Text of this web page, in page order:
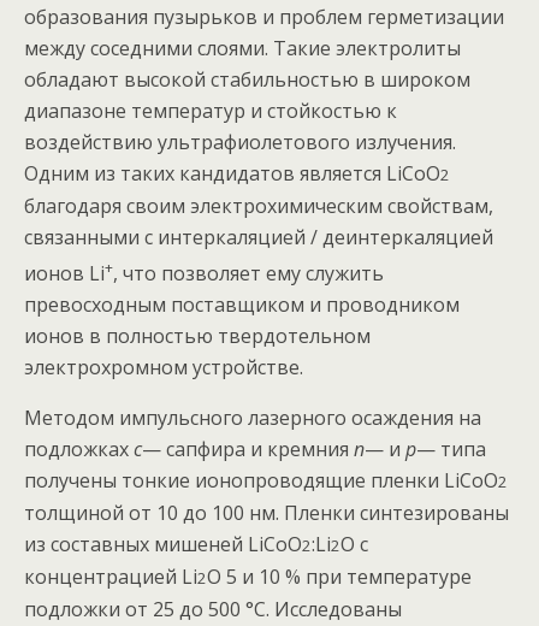
образования пузырьков и проблем герметизации
между соседними слоями. Такие электролиты
обладают высокой стабильностью в широком
диапазоне температур и стойкостью к
воздействию ультрафиолетового излучения.
Одним из таких кандидатов является LiCoO2
благодаря своим электрохимическим свойствам,
связанными с интеркаляцией / деинтеркаляцией
ионов Li+, что позволяет ему служить
превосходным поставщиком и проводником
ионов в полностью твердотельном
электрохромном устройстве.
Методом импульсного лазерного осаждения на
подложкахс— сапфира и кремния n— и p— типа
получены тонкие ионопроводящие пленки LiCoO2
толщиной от 10 до 100 нм. Пленки синтезированы
из составных мишеней LiCoO2:Li2O с
концентрацией Li2O 5 и 10 % при температуре
подложки от 25 до 500 °С. Исследованы